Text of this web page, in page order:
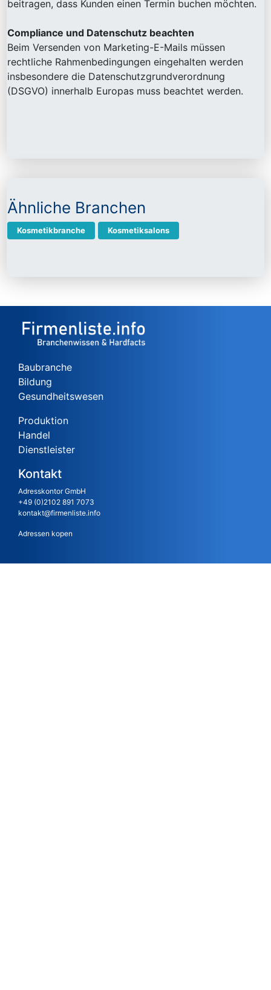
beitragen, dass Kunden einen Termin buchen möchten.
Compliance und Datenschutz beachten
Beim Versenden von Marketing-E-Mails müssen
rechtliche Rahmenbedingungen eingehalten werden
insbesondere die Datenschutzgrundverordnung
(DSGVO) innerhalb Europas muss beachtet werden.
Ähnliche Branchen
Kosmetikbranche Kosmetiksalons
Baubranche
Bildung
Gesundheitswesen
Produktion
Handel
Dienstleister
Kontakt
Adresskontor GmbH
+49 (0)2102 891 7073
kontakt@firmenliste.info
Adressen kopen